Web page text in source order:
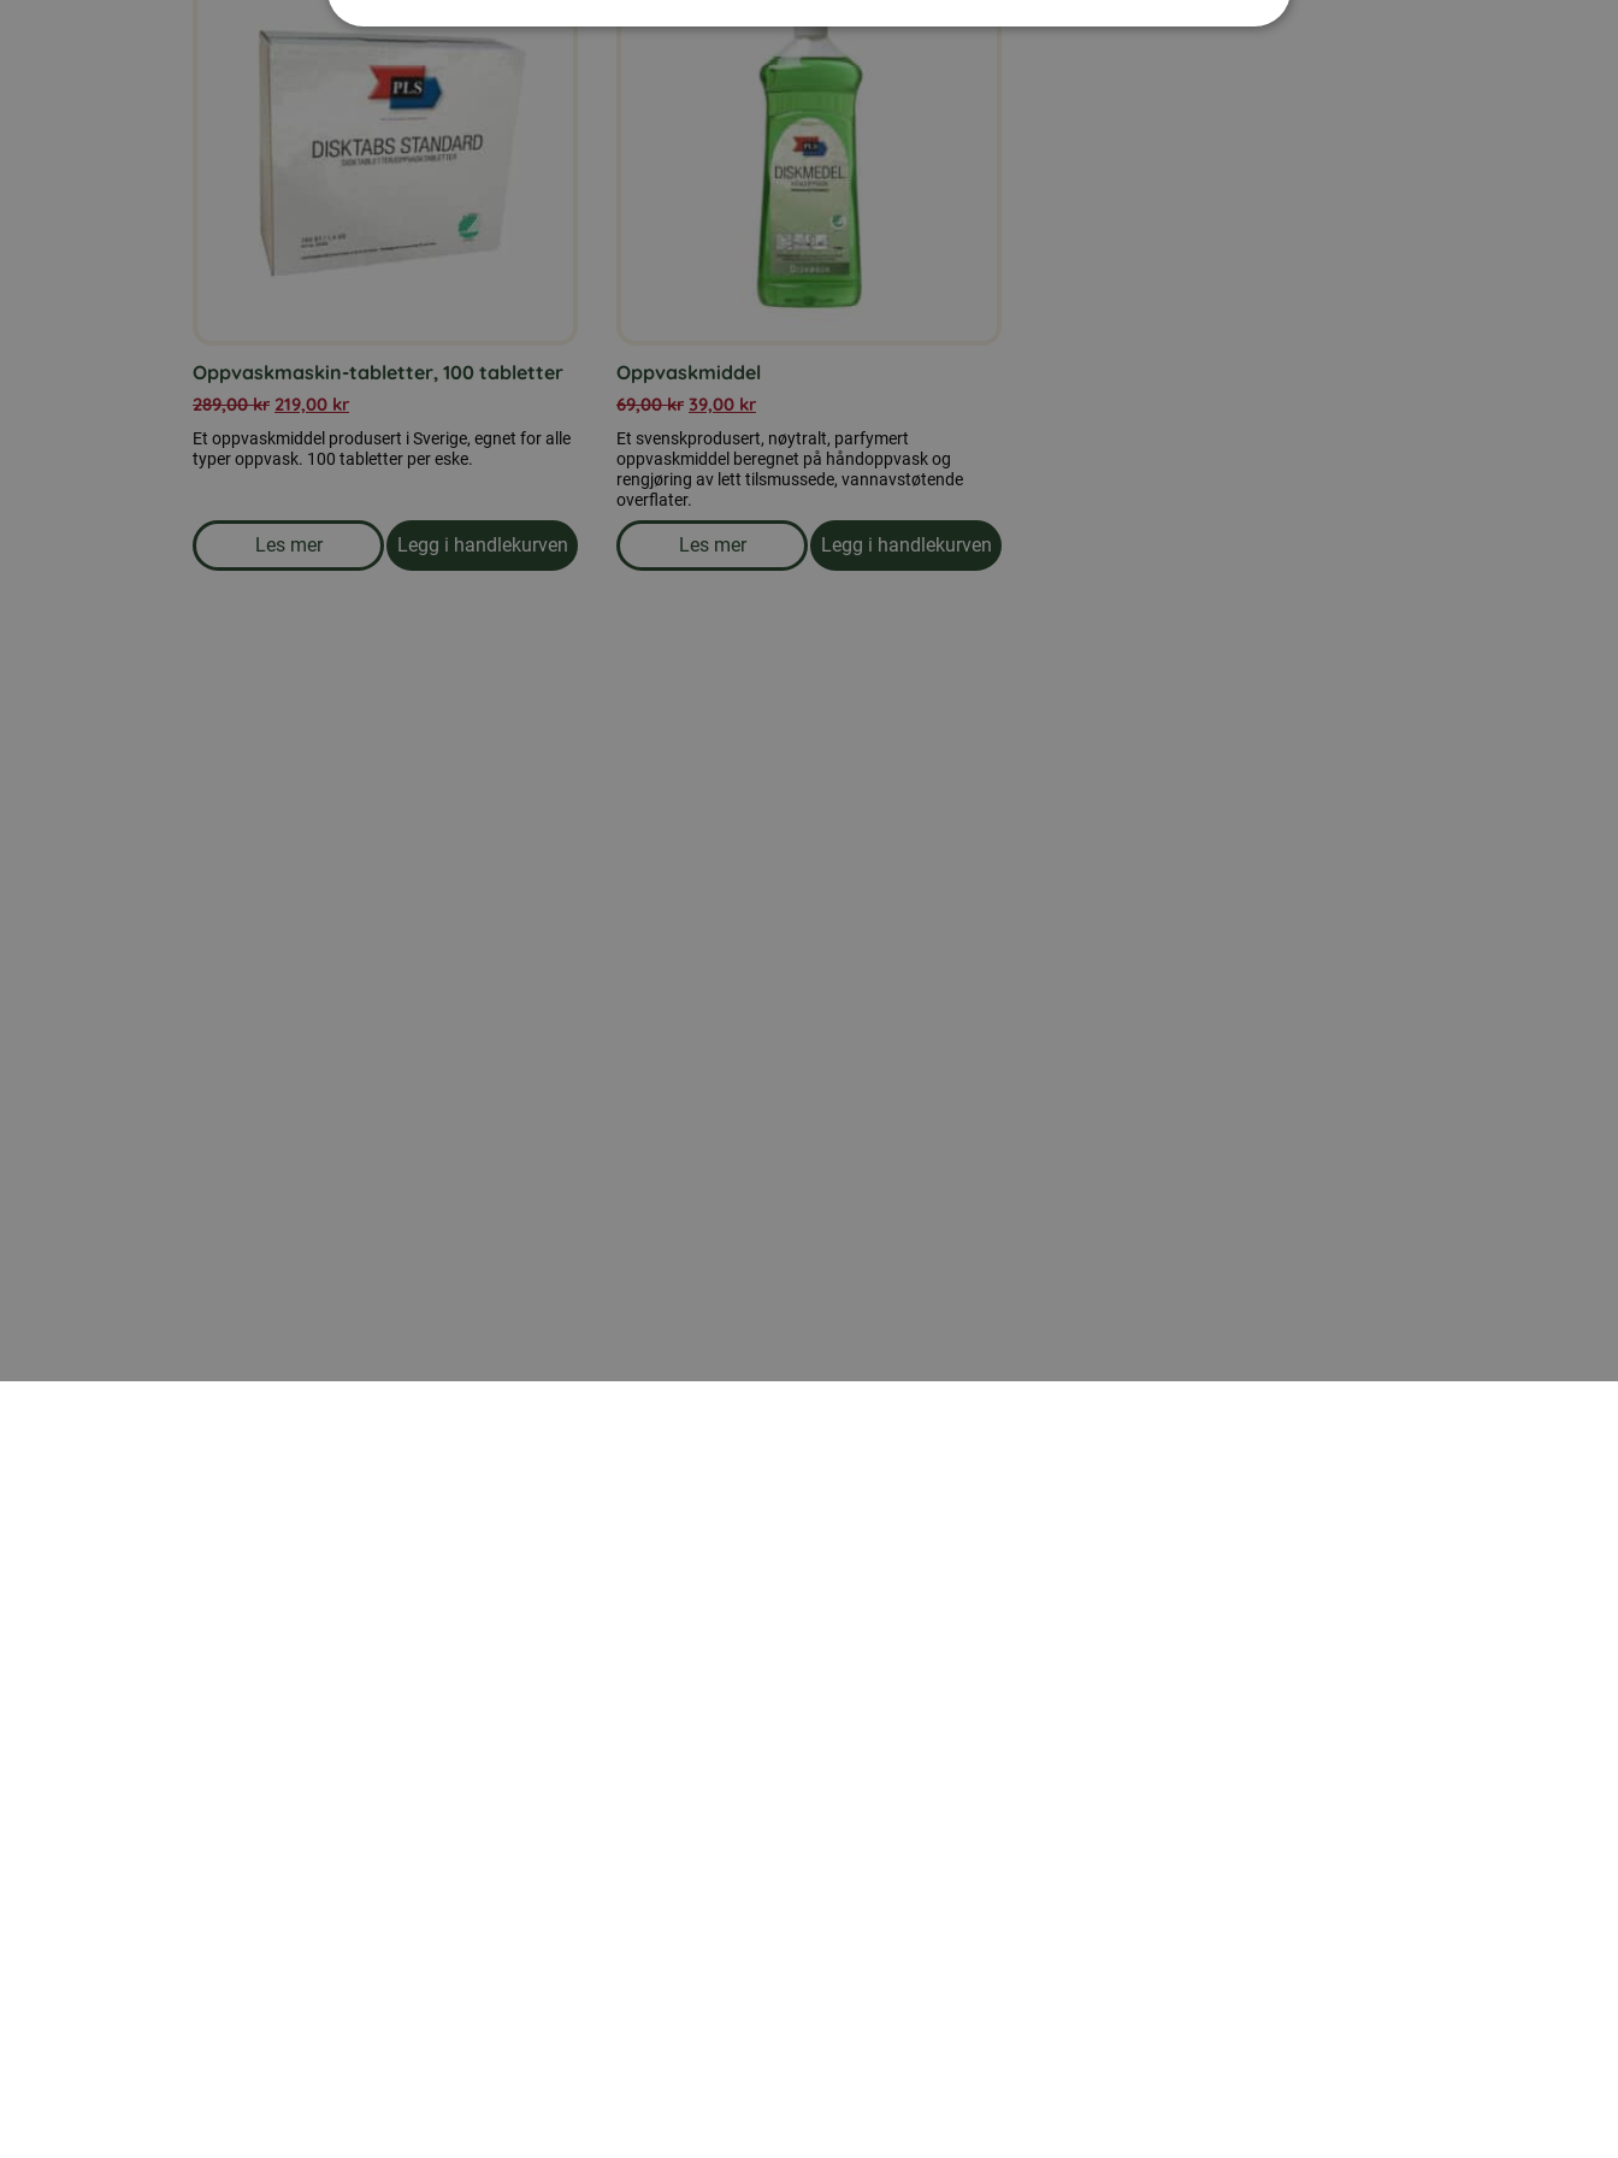
Oppvaskmaskin-tabletter, 100 tabletter
289,00kr 219,00 kr
Et oppvaskmiddel produsert i Sverige, egnet for alle
typer oppvask. 100 tabletter per eske.
Les mer
om produkten Oppvaskmaskin-tabletter, 100 tabletter
Legg i handlekurven
Oppvaskmiddel
69,00kr 39,00 kr
Et svenskprodusert, nøytralt, parfymert
oppvaskmiddel beregnet på håndoppvask og
rengjøring av lett tilsmussede, vannavstøtende
overflater.
Les mer
om produkten Oppvaskmiddel
Legg i handlekurven